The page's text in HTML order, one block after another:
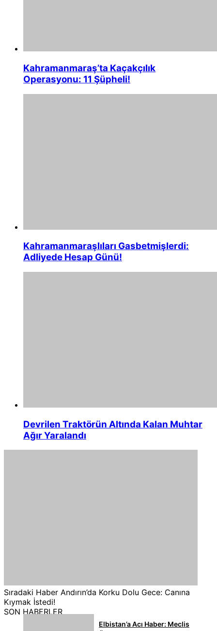
Kahramanmaraş’ta Kaçakçılık
Operasyonu: 11 Şüpheli!
Kahramanmaraşlıları Gasbetmişlerdi:
Adliyede Hesap Günü!
Devrilen Traktörün Altında Kalan Muhtar
Ağır Yaralandı
Sıradaki Haber Andırın’da Korku Dolu Gece: Canına
Kıymak İstedi!
SON HABERLER
Elbistan’a Acı Haber: Meclis